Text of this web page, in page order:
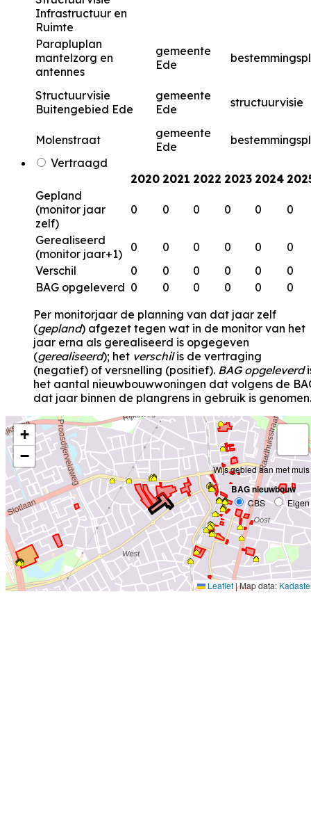
Infrastructuur en
Ruimte
Parapluplan
mantelzorg en
antennes
gemeente
Ede
Structuurvisie
Buitengebied Ede
gemeente
Ede
structuurvisie
Molenstraat
gemeente
Ede
Vertraagd
2020 2021 2022 2023 2024
Gepland
(monitor jaar
zelf)
0 0 0 0 0 0
Gerealiseerd
(monitor jaar+1)
0 0 0 0 0
0
Verschil
0 0 0 0 0
0
BAG opgeleverd 0 0 0 0 0
0
Per monitorjaar de planning van dat jaar zelf
(gepland) afgezet tegen wat in de monitor van het
jaar erna als gerealiseerd is opgegeven
(gerealiseerd); het verschilis de vertraging
(negatief) of versnelling (positief). BAG opgeleverd
het aantal nieuwbouwwoningen dat volgens de
dat jaar binnen de plangrens in gebruik is genomen.
+
−
Wijs gebied aan met muis
BAG nieuwbouw
CBS Eigen
Leaflet |Map data: